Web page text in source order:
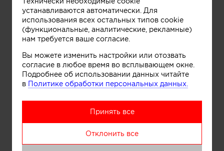
Информация
устанавливаются автоматически. Для
использования всех остальных типов cookie
(функциональные, аналитические, рекламные)
нам требуется ваше согласие.
Вы можете изменить настройки или отозвать
согласие в любое время во всплывающем окне.
Подробнее об использовании данных читайте
в Политике обработки персональных данных.
Принять все
Отклонить все